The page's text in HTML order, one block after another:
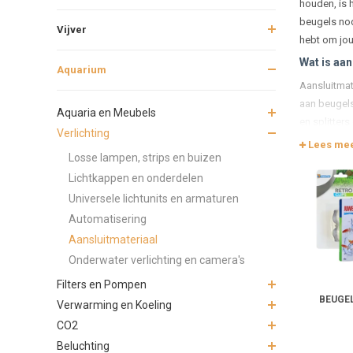
Vijver
Aquarium
Aquaria en Meubels
Verlichting
Losse lampen, strips en buizen
Lichtkappen en onderdelen
Universele lichtunits en armaturen
Automatisering
Aansluitmateriaal
Onderwater verlichting en camera's
Filters en Pompen
Verwarming en Koeling
CO2
Beluchting
houden, is
beugels
hebt om
Wat is
aan
juiste
of
beugels,
creëer je
Lees